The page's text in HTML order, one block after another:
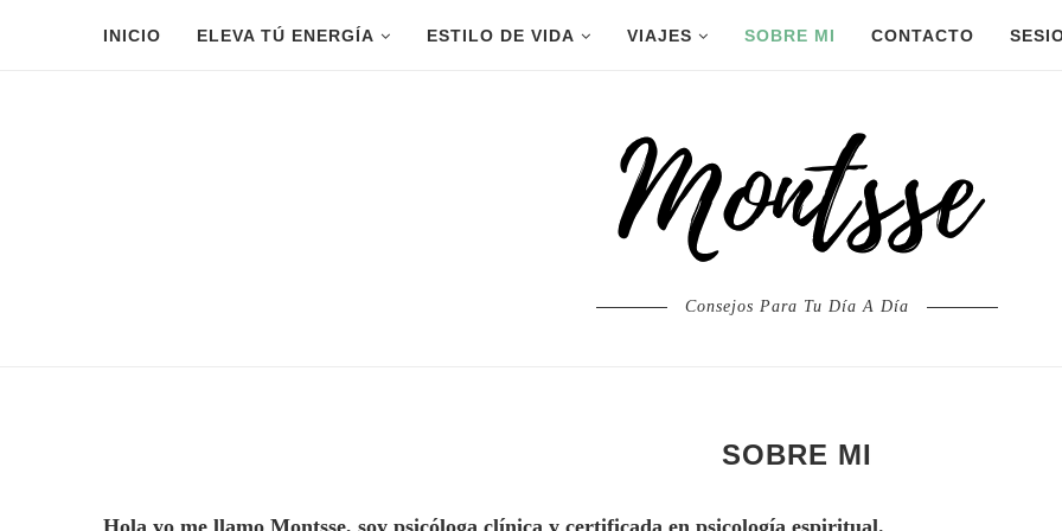
INICIO ELEVA TÚ ENERGÍA ESTILO DE VIDA VIAJES SOBRE MI CONTACTO
Consejos Para Tu Día A Día
SOBRE MI
Hola yo me llamo Montsse, soy psicóloga clínica y certificada en psicología espiritual.